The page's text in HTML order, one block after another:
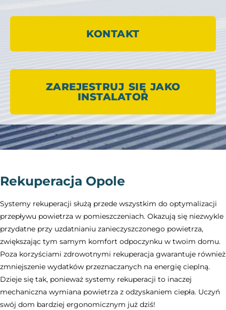
KONTAKT
ZAREJESTRUJ SIĘ JAKO
INSTALATOR
Rekuperacja Opole
Systemy rekuperacji służą przede wszystkim do optymalizacji
przepływu powietrza w pomieszczeniach. Okazują się niezwykle
przydatne przy uzdatnianiu zanieczyszczonego powietrza,
zwiększając tym samym komfort odpoczynku w twoim domu.
Poza korzyściami zdrowotnymi rekuperacja gwarantuje również
zmniejszenie wydatków przeznaczanych na energię cieplną.
Dzieje się tak, ponieważ systemy rekuperacji to inaczej
mechaniczna wymiana powietrza z odzyskaniem ciepła. Uczyń
swój dom bardziej ergonomicznym już dziś!